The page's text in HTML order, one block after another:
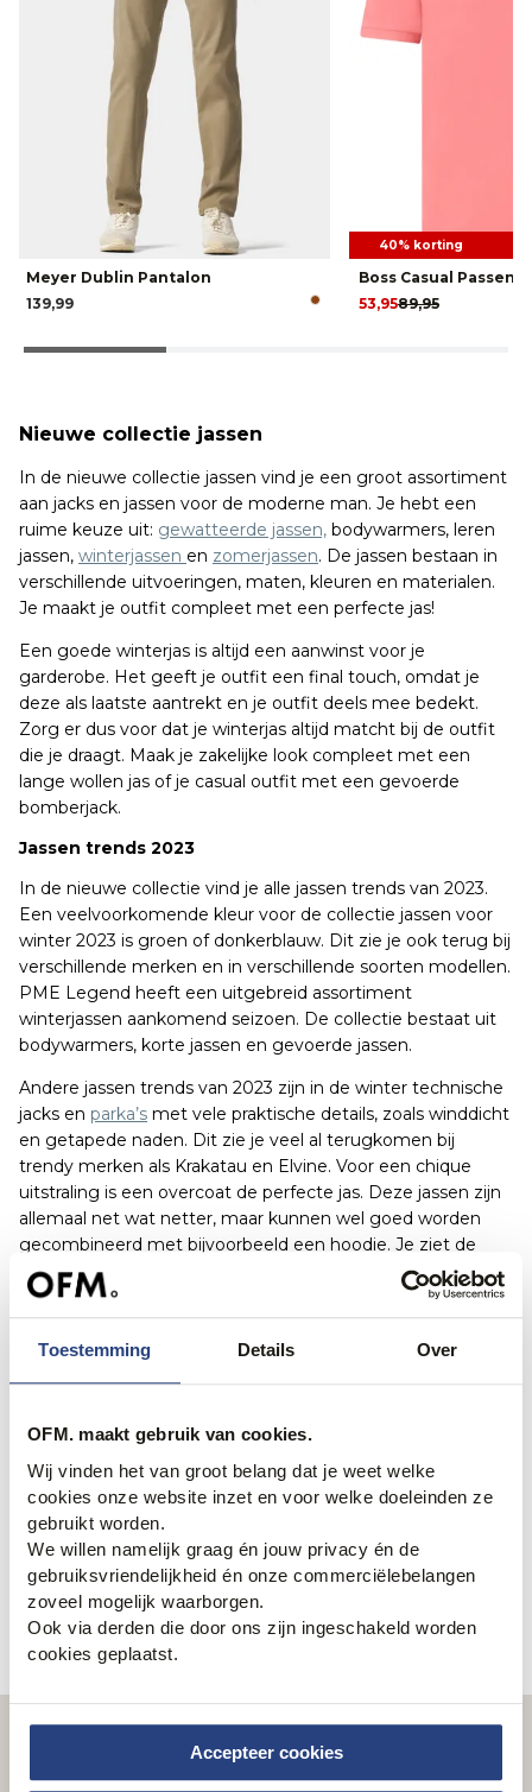
Toestemming Details Over
OFM. maakt gebruik van cookies.
Wij vinden het van groot belang dat je weet welke
cookies onze website inzet en voor welke doeleinden ze
gebruikt worden.
We willen namelijk graag én jouw privacy én de
gebruiksvriendelijkheid én onze commerciëlebelangen
zoveel mogelijk waarborgen.
Ook via derden die door ons zijn ingeschakeld worden
cookies geplaatst.
Accepteer cookies
Meyer Dublin Pantalon
139,99
40% korting
Boss Casual
89,95
53,95
Nieuwe collectie jassen
In de nieuwe collectie jassen vind je een groot assortiment
aan jacks en jassen voor de moderne man. Je hebt een
ruime keuze uit: gewatteerde jassen, bodywarmers, leren
jassen, winterjassen en zomerjassen. De jassen bestaan in
verschillende uitvoeringen, maten, kleuren en materialen.
Je maakt je outfit compleet met een perfecte jas!
Een goede winterjas is altijd een aanwinst voor je
garderobe. Het geeft je outfit een final touch, omdat je
deze als laatste aantrekt en je outfit deels mee bedekt.
Zorg er dus voor dat je winterjas altijd matcht bij de outfit
die je draagt. Maak je zakelijke look compleet met een
lange wollen jas of je casual outfit met een gevoerde
bomberjack.
Jassen trends 2023
In de nieuwe collectie vind je alle jassen trends van 2023.
Een veelvoorkomende kleur voor de collectie jassen voor
winter 2023 is groen of donkerblauw. Dit zie je ook terug bij
verschillende merken en in verschillende soorten modellen.
PME Legend heeft een uitgebreid assortiment
winterjassen aankomend seizoen. De collectie bestaat uit
bodywarmers, korte jassen en gevoerde jassen.
Andere jassen trends van 2023 zijn in de winter technische
jacks en parka’s met vele praktische details, zoals winddicht
en getapede naden. Dit zie je veel al terugkomen bij
trendy merken als Krakatau en Elvine. Voor een chique
uitstraling is een overcoat de perfecte jas. Deze jassen zijn
allemaal net wat netter, maar kunnen wel goed worden
gecombineerd met bijvoorbeeld een hoodie. Je ziet de
overcoat terugkomen bij Cast Iron of Scotch & Soda.
De allernieuwste zomerjassen vind je ook hier. De collectie
jassen voor zomer 2023 bestaat uit lekkere spijkerjassen,
leren jassen enjacks
frisse lentedag vind je de musthaves in de nieuwe collectie
mag missen is softshell, deze jacks zijn stijlvol en stoer. Ga
voor een softshell jas van Lyle & Scott of C.P. Company.
Met de nieuwe collectie jassen loop je nooit de laatste
jassen trends van 2023 mis! Benieuwd naar het volledige
aanbod aan herenjassen? Bekijk dan onze gehele collectie
heren jassen of bezoek een van onze winkels en laat je
adviseren door onze specialisten.
Schrijf je in en ontvang wekelijks onze nieuwsbrief